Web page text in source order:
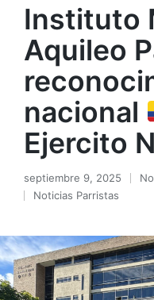
Instituto
Aquileo
nacional
Ejercito
septiembre 9, 2025
Noticias Parristas